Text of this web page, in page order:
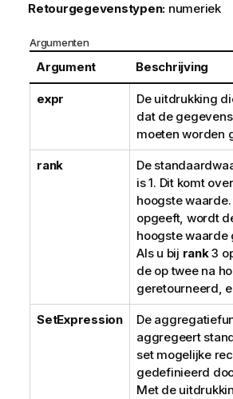
Retourgegevenstypen: numeriek
Argumenten
Argument Beschrijving
expr
De uitdrukking
dat de
moeten worden
rank De
is 1. Dit komt
hoogste waarde.
opgeeft, wordt
hoogste waarde
Als u bij rank3
de op twee na
geretourneerd,
SetExpression
De
aggregeert
set mogelijke
gedefinieerd
Met de